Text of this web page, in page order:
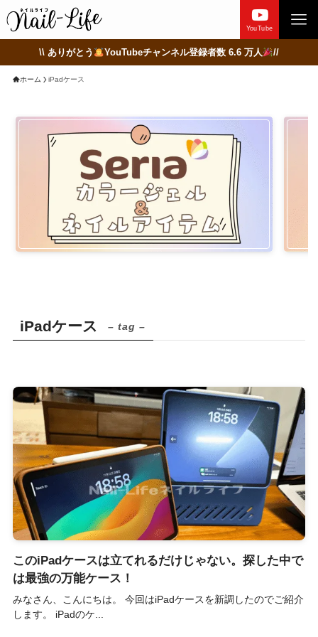
YouTube
\\ ありがとう YouTubeチャンネル登録者数 6.6 万人 //
ホーム iPadケース
iPadケース – tag –
このiPadケースは立てれるだけじゃない。探した中で
は最強の万能ケース！
みなさん、こんにちは。 今回はiPadケースを新調したのでご紹介
します。 iPadのケ...